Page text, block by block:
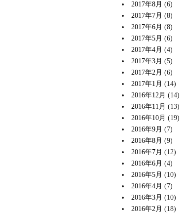
2017年8月 (6)
2017年7月 (8)
2017年6月 (8)
2017年5月 (6)
2017年4月 (4)
2017年3月 (5)
2017年2月 (6)
2017年1月 (14)
2016年12月 (14)
2016年11月 (13)
2016年10月 (19)
2016年9月 (7)
2016年8月 (9)
2016年7月 (12)
2016年6月 (4)
2016年5月 (10)
2016年4月 (7)
2016年3月 (10)
2016年2月 (18)